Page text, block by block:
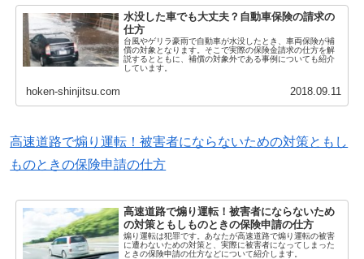
水没した車でも大丈夫？自動車保険の請求の
仕方
台風やゲリラ豪雨で自動車が水没したとき、車両保険が補
償の対象となります。そこで実際の保険金請求の仕方を解
説するとともに、補償の対象外である事例についても紹介
しています。
hoken-shinjitsu.com 2018.09.11
高速道路で煽り運転！被害者にならないための対策ともし
ものときの保険申請の仕方
高速道路で煽り運転！被害者にならないため
の対策ともしものときの保険申請の仕方
煽り運転は犯罪です。あなたが高速道路で煽り運転の被害
に遭わないための対策と、実際に被害者になってしまった
ときの保険申請の仕方などについて紹介します。